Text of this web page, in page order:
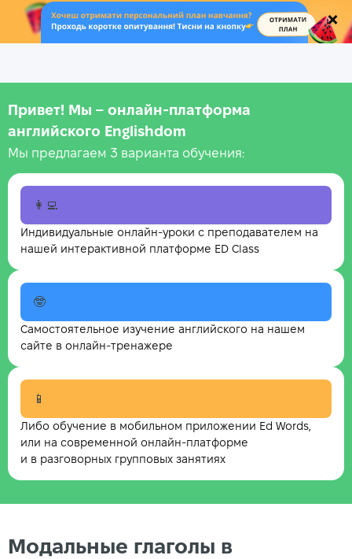
.
Привет! Мы – онлайн‑платформа
английского Englishdom
Мы предлагаем 3 варианта обучения:
👩‍💻
Индивидуальные онлайн-уроки с преподавателем на
нашей интерактивной платформе ED Class
🤓
Самостоятельное изучение английского на нашем
сайте в онлайн-тренажере
📱
Либо обучение в мобильном приложении Ed Words,
или на современной онлайн-платформе
и в разговорных групповых занятиях
Модальные глаголы в